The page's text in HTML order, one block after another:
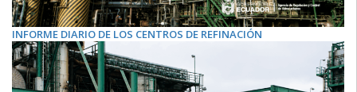
INFORME DIARIO DE LOS CENTROS DE REFINACIÓN